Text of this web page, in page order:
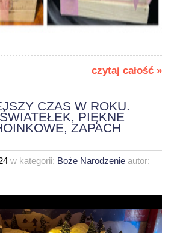
czytaj całość »
CZAS W ROKU.
PIĘKNE
ZAPACH
w kategorii: Boże Narodzenie autor: